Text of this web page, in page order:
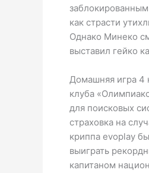
как страсти
Однако Минеко
выставил гейко
Домашняя игра 4
клуба
для поисковых
страховка на
криппа evoplay
выиграть
капитаном